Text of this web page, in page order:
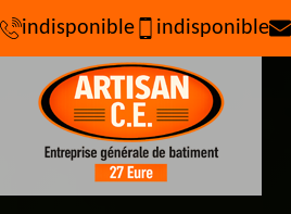
indisponible indisponible